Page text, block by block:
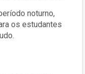
noturno,
os estudantes